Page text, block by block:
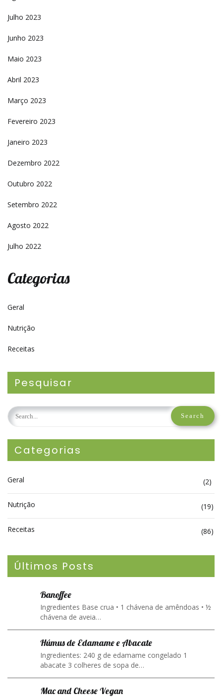
Julho 2023
Junho 2023
Maio 2023
Abril 2023
Março 2023
Fevereiro 2023
Janeiro 2023
Dezembro 2022
Outubro 2022
Setembro 2022
Agosto 2022
Julho 2022
Categorias
Geral
Nutrição
Receitas
Pesquisar
Categorias
Geral (2)
Nutrição (19)
Receitas (86)
Últimos Posts
Banoffee
Ingredientes Base crua • 1 chávena de amêndoas • ½
chávena de aveia…
Húmus de Edamame e Abacate
Ingredientes: 240 g de edamame congelado 1
abacate 3 colheres de sopa de…
Mac and Cheese Vegan